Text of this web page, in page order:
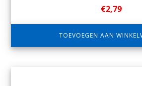
€2,79
TOEVOEGEN AAN